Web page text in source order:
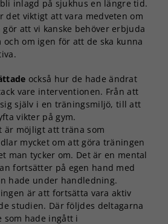
inlagd på sjukhus en längre tid.
det viktigt att vara medveten om
att vi kanske behöver erbjuda
om igen för att de ska kunna
också hur de hade ändrat
vare interventionen. Från att
själv i en träningsmiljö, till att
vikter på gym.
är möjligt att träna som
mycket om att göra träningen
man tycker om. Det är en mental
fortsätter på egen hand med
hade under handledning.
är att fortsätta vara aktiv
studien. Där följdes deltagarna
som hade ingått i